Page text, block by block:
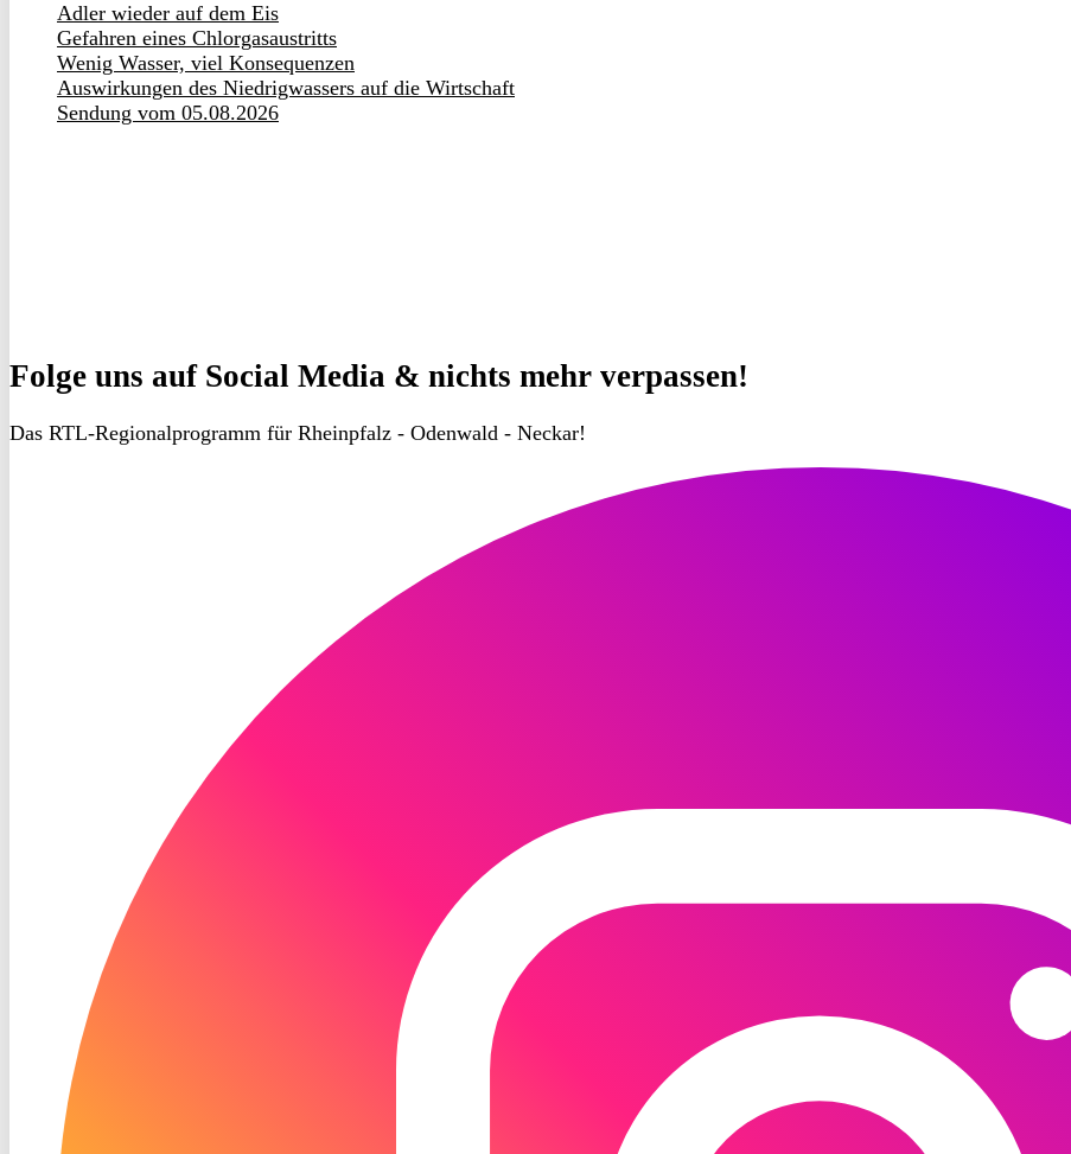
Adler wieder auf dem Eis
Gefahren eines Chlorgasaustritts
Wenig Wasser, viel Konsequenzen
Auswirkungen des Niedrigwassers auf die Wirtschaft
Sendung vom 05.08.2026
Folge uns auf Social Media & nichts mehr verpassen!
Das RTL-Regionalprogramm für Rheinpfalz - Odenwald - Neckar!